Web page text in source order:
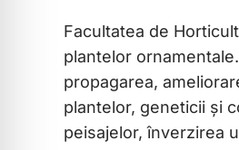
Facultatea de
plantelor
propagarea,
plantelor, geneticii și
peisajelor, înverzirea